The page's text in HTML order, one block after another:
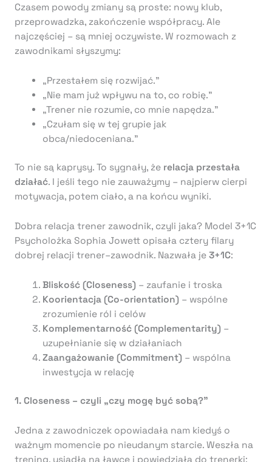
Czasem powody zmiany są proste: nowy klub,
przeprowadzka, zakończenie współpracy. Ale
najczęściej – są mniej oczywiste. W rozmowach z
zawodnikami słyszymy:
„Przestałem się rozwijać.”
„Nie mam już wpływu na to, co robię.”
„Trener nie rozumie, co mnie napędza.”
„Czułam się w tej grupie jak
obca/niedoceniana.”
To nie są kaprysy. To sygnały, że relacja przestała
działać. I jeśli tego nie zauważymy – najpierw cierpi
motywacja, potem ciało, a na końcu wyniki.
Dobra relacja trener zawodnik, czyli jaka? Model 3+1C
Psycholożka Sophia Jowett opisała cztery filary
dobrej relacji trener–zawodnik. Nazwała je 3+1C:
Bliskość (Closeness) – zaufanie i troska
Koorientacja (Co-orientation) – wspólne
zrozumienie ról i celów
Komplementarność (Complementarity) –
uzupełnianie się w działaniach
Zaangażowanie (Commitment) – wspólna
inwestycja w relację
1. Closeness – czyli „czy mogę być sobą?”
Jedna z zawodniczek opowiadała nam kiedyś o
ważnym momencie po nieudanym starcie. Weszła na
trening, usiadła na ławce i powiedziała do trenerki: